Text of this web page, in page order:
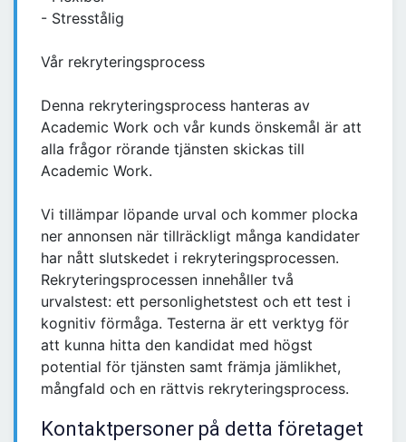
- Stresstålig
Vår rekryteringsprocess
Denna rekryteringsprocess hanteras av
Academic Work och vår kunds önskemål är att
alla frågor rörande tjänsten skickas till
Academic Work.
Vi tillämpar löpande urval och kommer plocka
ner annonsen när tillräckligt många kandidater
har nått slutskedet i rekryteringsprocessen.
Rekryteringsprocessen innehåller två
urvalstest: ett personlighetstest och ett test i
kognitiv förmåga. Testerna är ett verktyg för
att kunna hitta den kandidat med högst
potential för tjänsten samt främja jämlikhet,
mångfald och en rättvis rekryteringsprocess.
Kontaktpersoner på detta företaget